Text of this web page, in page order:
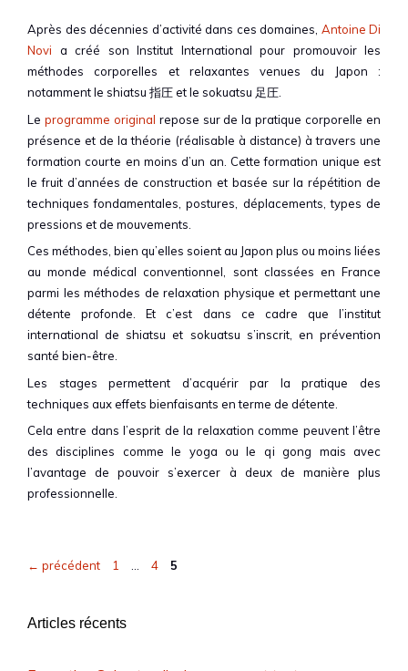
Après des décennies d’activité dans ces domaines, Antoine Di
Novi a créé son Institut International pour promouvoir les
méthodes corporelles et relaxantes venues du Japon :
notamment le shiatsu 指圧 et le sokuatsu 足圧.
Le programme original repose sur de la pratique corporelle en
présence et de la théorie (réalisable à distance) à travers une
formation courte en moins d’un an. Cette formation unique est
le fruit d’années de construction et basée sur la répétition de
techniques fondamentales, postures, déplacements, types de
pressions et de mouvements.
Ces méthodes, bien qu’elles soient au Japon plus ou moins liées
au monde médical conventionnel, sont classées en France
parmi les méthodes de relaxation physique et permettant une
détente profonde. Et c’est dans ce cadre que l’institut
international de shiatsu et sokuatsu s’inscrit, en prévention
santé bien-être.
Les stages permettent d’acquérir par la pratique des
techniques aux effets bienfaisants en terme de détente.
Cela entre dans l’esprit de la relaxation comme peuvent l’être
des disciplines comme le yoga ou le qi gong mais avec
l’avantage de pouvoir s’exercer à deux de manière plus
professionnelle.
← précédent Page
1 … Page
4 Page
5
Articles récents